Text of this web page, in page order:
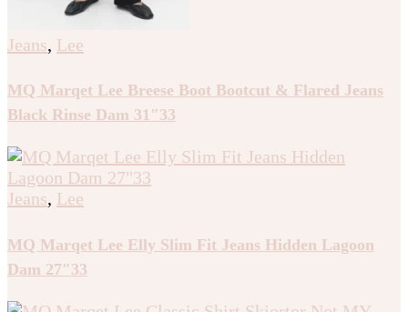
Jeans, Lee
MQ Marqet Lee Breese Boot Bootcut & Flared Jeans
Black Rinse Dam 31″33
Jeans, Lee
MQ Marqet Lee Elly Slim Fit Jeans Hidden Lagoon
Dam 27″33